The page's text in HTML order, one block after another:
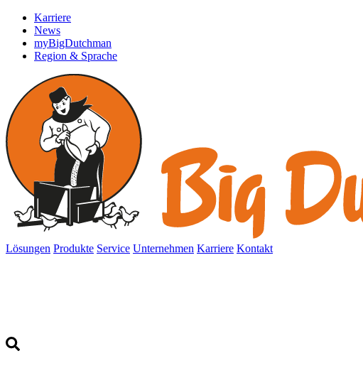
Karriere
News
myBigDutchman
Region & Sprache
Lösungen Produkte Service Unternehmen Karriere Kontakt